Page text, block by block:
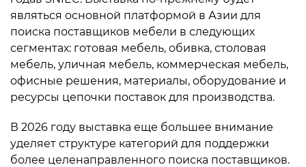
являться основной платформой в Азии для
поиска поставщиков мебели в следующих
сегментах: готовая мебель, обивка, столовая
мебель, уличная мебель, коммерческая мебель,
офисные решения, материалы, оборудование и
ресурсы цепочки поставок для производства.
В 2026 году выставка еще большее внимание
уделяет структуре категорий для поддержки
более целенаправленного поиска поставщиков.